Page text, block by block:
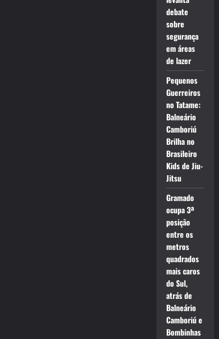
debate
sobre
segurança
em áreas
de lazer
Pequenos
Guerreiros
no Tatame:
Balneário
Camboriú
Brilha no
Brasileiro
Kids de Jiu-
Jitsu
Gramado
ocupa 3ª
posição
entre os
metros
quadrados
mais caros
do Sul,
atrás de
Balneário
Camboriú e
Bombinhas